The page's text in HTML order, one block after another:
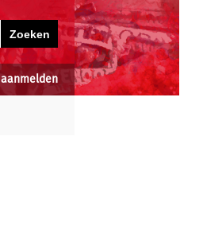
aanmelden